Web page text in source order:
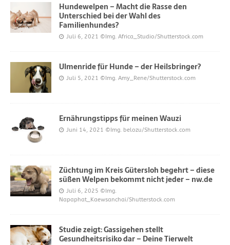
Hundewelpen – Macht die Rasse den
Unterschied bei der Wahl des
Familienhundes?
Juli 6, 2021 ©Img. Africa_Studio/Shutterstock.com
Ulmenride für Hunde – der Heilsbringer?
Juli 5, 2021 ©Img. Amy_Rene/Shutterstock.com
Ernährungstipps für meinen Wauzi
Juni 14, 2021 ©Img. belozu/Shutterstock.com
Züchtung im Kreis Gütersloh begehrt – diese
süßen Welpen bekommt nicht jeder – nw.de
Juli 6, 2025 ©Img.
Napaphat_Kaewsanchai/Shutterstock.com
Studie zeigt: Gassigehen stellt
Gesundheitsrisiko dar – Deine Tierwelt